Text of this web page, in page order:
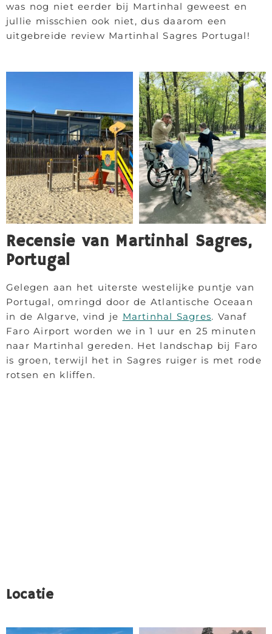
was nog niet eerder bij Martinhal geweest en
jullie misschien ook niet, dus daarom een
uitgebreide review Martinhal Sagres Portugal!
Recensie van Martinhal Sagres,
Portugal
Gelegen aan het uiterste westelijke puntje van
Portugal, omringd door de Atlantische Oceaan
in de Algarve, vind je Martinhal Sagres. Vanaf
Faro Airport worden we in 1 uur en 25 minuten
naar Martinhal gereden. Het landschap bij Faro
is groen, terwijl het in Sagres ruiger is met rode
rotsen en kliffen.
Locatie